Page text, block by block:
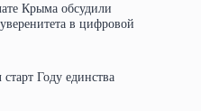
Крыма обсудили
в цифровой
Году единства